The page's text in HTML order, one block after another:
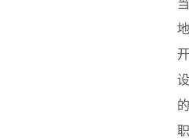
当
地
开
设
的
职